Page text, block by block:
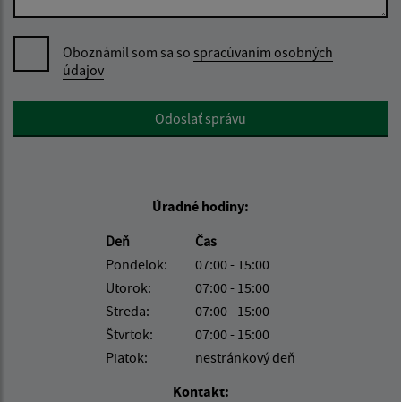
Oboznámil som sa so spracúvaním osobných
údajov
Google reCaptcha ResponseOdoslať správu
Úradné hodiny:
Deň
Čas
Pondelok:
07:00 - 15:00
Utorok:
07:00 - 15:00
Streda:
07:00 - 15:00
Štvrtok:
07:00 - 15:00
Piatok:
nestránkový deň
Kontakt: